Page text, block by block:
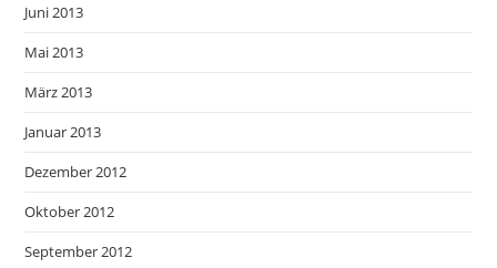
Juni 2013
Mai 2013
März 2013
Januar 2013
Dezember 2012
Oktober 2012
September 2012